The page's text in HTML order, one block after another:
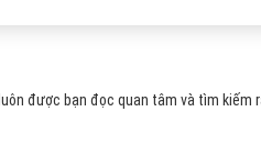
luôn được bạn đọc quan tâm và tìm